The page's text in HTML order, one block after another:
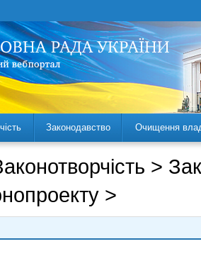
Законодавство Очищення
>
>